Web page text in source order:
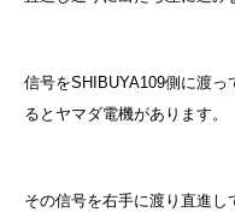
信号をSHIBUYA109側に渡っ
るとヤマダ電機があります。
その信号を右手に渡り直進